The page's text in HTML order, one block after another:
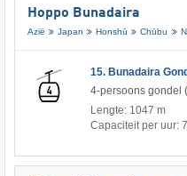
Hoppo Bunadaira
Azië Japan Honshū Chūbu
15. Bunadaira
4-persoons gondel
Lengte: 1047 m
Capaciteit per uur: